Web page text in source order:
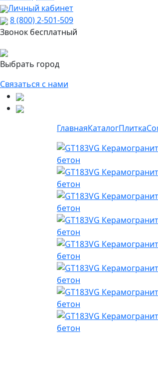
Личный кабинет
8 (800) 2-501-509
Звонок бесплатный
Выбрать город
Связаться с нами
ГлавнаяКаталогПлитка